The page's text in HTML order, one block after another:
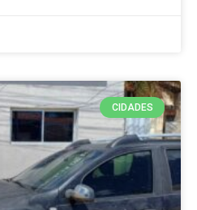
CIDADES